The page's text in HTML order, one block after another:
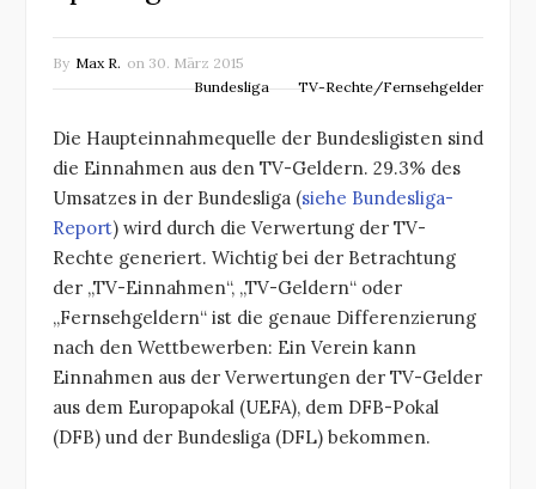
By Max R. on 30. März 2015
Bundesliga
TV-Rechte/Fernsehgelder
Die Haupteinnahmequelle der Bundesligisten sind
die Einnahmen aus den TV-Geldern. 29.3% des
Umsatzes in der Bundesliga (siehe Bundesliga-
Report) wird durch die Verwertung der TV-
Rechte generiert. Wichtig bei der Betrachtung
der „TV-Einnahmen“, „TV-Geldern“ oder
„Fernsehgeldern“ ist die genaue Differenzierung
nach den Wettbewerben: Ein Verein kann
Einnahmen aus der Verwertungen der TV-Gelder
aus dem Europapokal (UEFA), dem DFB-Pokal
(DFB) und der Bundesliga (DFL) bekommen.